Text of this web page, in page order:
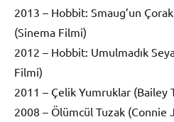
2013 – Hobbit: Smaug’un
(Sinema Filmi)
2012 – Hobbit: Umulmadık
Filmi)
2011 – Çelik Yumruklar (Bailey
2008 – Ölümcül Tuzak (Connie